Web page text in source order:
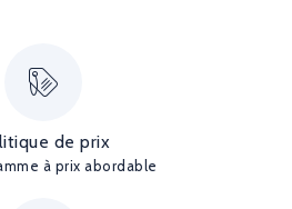
de prix
à prix abordable